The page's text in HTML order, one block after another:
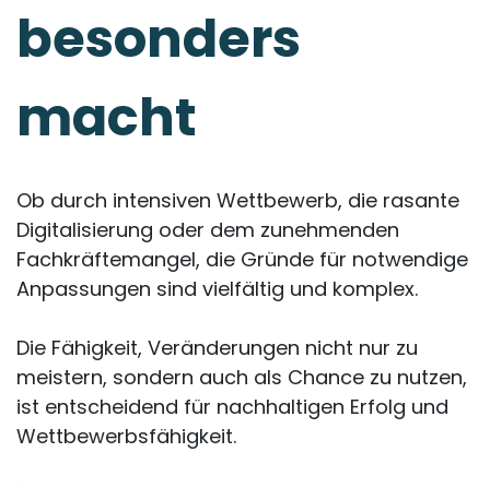
besonders
macht
Ob durch intensiven Wettbewerb, die rasante
Digitalisierung oder dem zunehmenden
Fachkräftemangel, die Gründe für notwendige
Anpassungen sind vielfältig und komplex.
Die Fähigkeit, Veränderungen nicht nur zu
meistern, sondern auch als Chance zu nutzen,
ist entscheidend für nachhaltigen Erfolg und
Wettbewerbsfähigkeit.